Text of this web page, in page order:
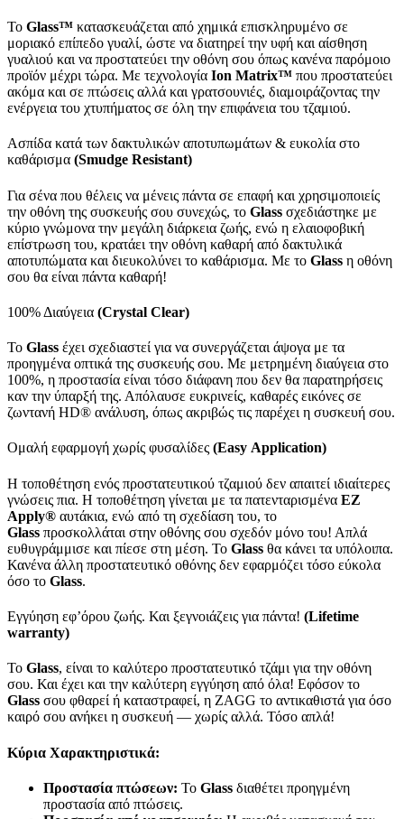
Το Glass™ κατασκευάζεται από χημικά επισκληρυμένο σε
μοριακό επίπεδο γυαλί, ώστε να διατηρεί την υφή και αίσθηση
γυαλιού και να προστατεύει την οθόνη σου όπως κανένα παρόμοιο
προϊόν μέχρι τώρα. Με τεχνολογία Ion Matrix™ που προστατεύει
ακόμα και σε πτώσεις αλλά και γρατσουνιές, διαμοιράζοντας την
ενέργεια του χτυπήματος σε όλη την επιφάνεια του τζαμιού.
Ασπίδα κατά των δακτυλικών αποτυπωμάτων & ευκολία στο
καθάρισμα (Smudge Resistant)
Για σένα που θέλεις να μένεις πάντα σε επαφή και χρησιμοποιείς
την οθόνη της συσκευής σου συνεχώς, το Glass σχεδιάστηκε με
κύριο γνώμονα την μεγάλη διάρκεια ζωής, ενώ η ελαιοφοβική
επίστρωση του, κρατάει την οθόνη καθαρή από δακτυλικά
αποτυπώματα και διευκολύνει το καθάρισμα. Με το Glass η οθόνη
σου θα είναι πάντα καθαρή!
100% Διαύγεια (Crystal Clear)
Το Glass έχει σχεδιαστεί για να συνεργάζεται άψογα με τα
προηγμένα οπτικά της συσκευής σου. Με μετρημένη διαύγεια στο
100%, η προστασία είναι τόσο διάφανη που δεν θα παρατηρήσεις
καν την ύπαρξή της. Απόλαυσε ευκρινείς, καθαρές εικόνες σε
ζωντανή HD® ανάλυση, όπως ακριβώς τις παρέχει η συσκευή σου.
Ομαλή εφαρμογή χωρίς φυσαλίδες (Easy Application)
Η τοποθέτηση ενός προστατευτικού τζαμιού δεν απαιτεί ιδιαίτερες
γνώσεις πια. Η τοποθέτηση γίνεται με τα πατενταρισμένα EZ
Apply® αυτάκια, ενώ από τη σχεδίαση του, το
Glass προσκολλάται στην οθόνης σου σχεδόν μόνο του! Απλά
ευθυγράμμισε και πίεσε στη μέση. Το Glass θα κάνει τα υπόλοιπα.
Κανένα άλλη προστατευτικό οθόνης δεν εφαρμόζει τόσο εύκολα
όσο το Glass.
Εγγύηση εφ’όρου ζωής. Και ξεγνοιάζεις για πάντα! (Lifetime
warranty)
Το Glass, είναι το καλύτερο προστατευτικό τζάμι για την οθόνη
σου. Και έχει και την καλύτερη εγγύηση από όλα! Εφόσον το
Glass σου φθαρεί ή καταστραφεί, η ZAGG το αντικαθιστά για όσο
καιρό σου ανήκει η συσκευή — χωρίς αλλά. Τόσο απλά!
Κύρια Χαρακτηριστικά:
Προστασία πτώσεων: Το Glass διαθέτει προηγμένη
προστασία από πτώσεις.